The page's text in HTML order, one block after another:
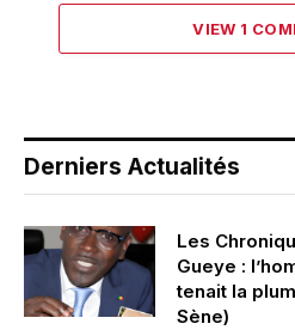
VIEW 1
Derniers Actualités
Les
Gueye :
tenait la
Sène)